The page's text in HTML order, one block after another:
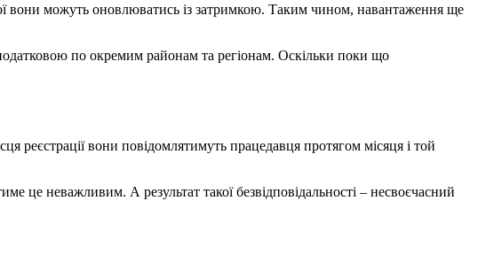
вони можуть оновлюватись із затримкою. Таким чином, навантаження ще
по окремим районам та регіонам. Оскільки поки що
реєстрації вони повідомлятимуть працедавця протягом місяця і той
це неважливим. А результат такої безвідповідальності – несвоєчасний